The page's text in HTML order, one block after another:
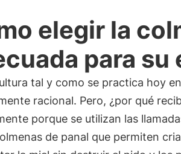
elegir la
para su
tal y como se practica hoy
racional. Pero, ¿por qué
porque se utilizan las
de panal que permiten